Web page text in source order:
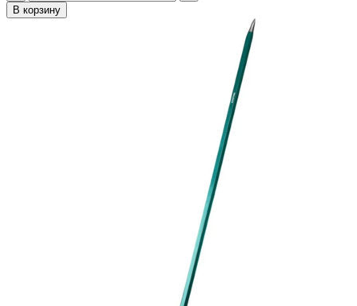
В корзину